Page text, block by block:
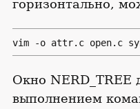
горизонтально,
vim -o attr.c open.c
Окно NERD_TREE
выполнением